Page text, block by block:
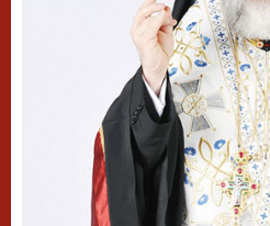
Pentru o
aceasta a
biserici a
popoarele sfânta bună